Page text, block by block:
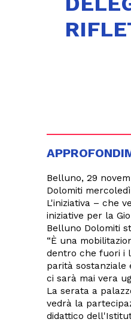
Belluno, 29
Dolomiti
L'iniziativa – che
iniziative per la
Belluno Dolomiti
“È una
dentro che fuori i
parità sostanziale
ci sarà mai vera
La serata a
vedrà la
didattico